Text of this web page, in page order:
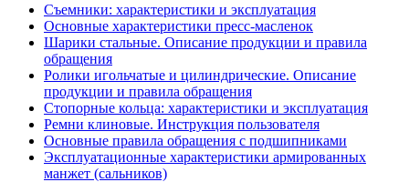
Съемники: характеристики и эксплуатация
Основные характеристики пресс‑масленок
Шарики стальные. Описание продукции и правила
обращения
Ролики игольчатые и цилиндрические. Описание
продукции и правила обращения
Стопорные кольца: характеристики и эксплуатация
Ремни клиновые. Инструкция пользователя
Основные правила обращения с подшипниками
Эксплуатационные характеристики армированных
манжет (сальников)